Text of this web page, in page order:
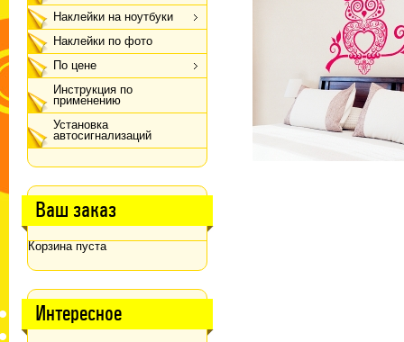
Наклейки на ноутбуки
Наклейки по фото
По цене
Инструкция по
применению
Установка
автосигнализаций
Ваш заказ
Корзина пуста
Интересное